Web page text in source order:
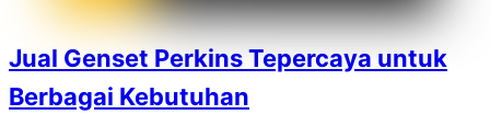
Jual Genset Perkins Tepercaya untuk
Berbagai Kebutuhan